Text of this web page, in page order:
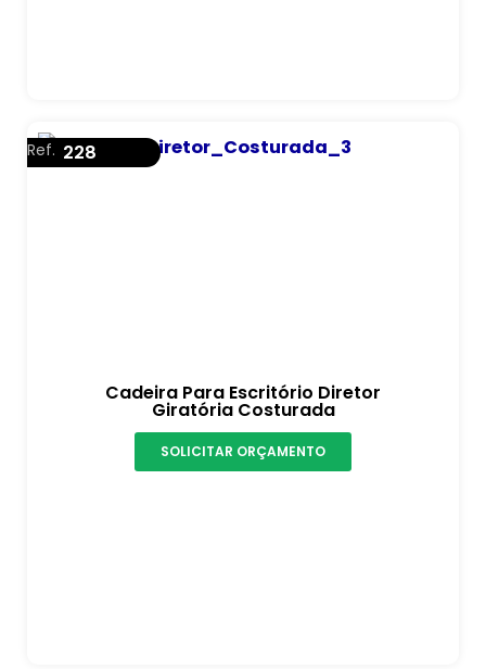
Cadeira Para Escritório Diretor
Giratória Costurada
Ref. 228
SOLICITAR ORÇAMENTO